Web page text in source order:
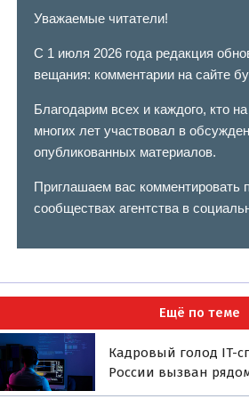
Уважаемые читатели!
С 1 июля 2026 года редакция
вещания: комментарии на сайте
Благодарим всех и каждого, кто
многих лет участвовал в
опубликованных материалов.
Приглашаем вас комментировать
сообществах агентства в
Ещё по теме
Кадровый голод IT-
России вызван